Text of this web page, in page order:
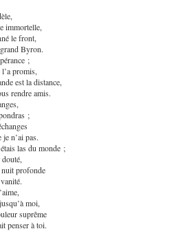
immortelle,
le front,
Byron.
;
promis,
est la distance,
rendre amis.
;
n’ai pas.
las du monde ;
profonde
moi,
suprême
penser à toi.